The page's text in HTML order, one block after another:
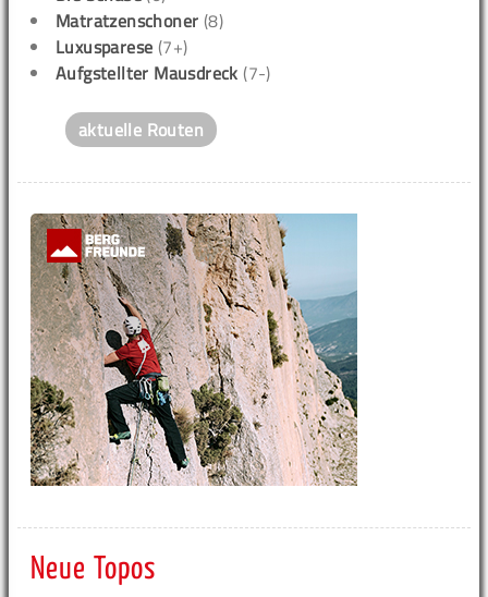
Matratzenschoner (8)
Luxusparese (7+)
Aufgstellter Mausdreck (7-)
aktuelle Routen
Neue Topos